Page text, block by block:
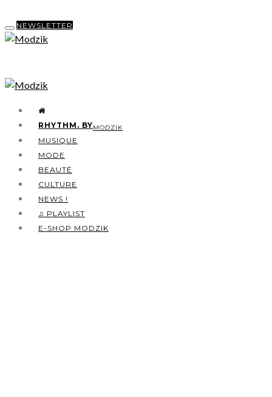
NEWSLETTER
RHYTHM. BYMODZIK
MUSIQUE
MODE
BEAUTÉ
CULTURE
NEWS !
♫ PLAYLIST
E-SHOP MODZIK